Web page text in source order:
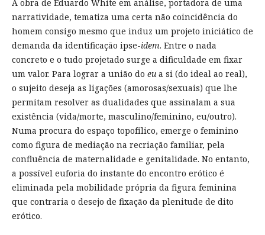
A obra de Eduardo White em análise, portadora de uma
narratividade, tematiza uma certa não coincidência do
homem consigo mesmo que induz um projeto iniciático de
demanda da identificação ipse-idem. Entre o nada
concreto e o tudo projetado surge a dificuldade em fixar
um valor. Para lograr a união do eua si (do ideal ao real),
o sujeito deseja as ligações (amorosas/sexuais) que lhe
permitam resolver as dualidades que assinalam a sua
existência (vida/morte, masculino/feminino, eu/outro).
Numa procura do espaço topofílico, emerge o feminino
como figura de mediação na recriação familiar, pela
confluência de maternalidade e genitalidade. No entanto,
a possível euforia do instante do encontro erótico é
eliminada pela mobilidade própria da figura feminina
que contraria o desejo de fixação da plenitude de dito
erótico.